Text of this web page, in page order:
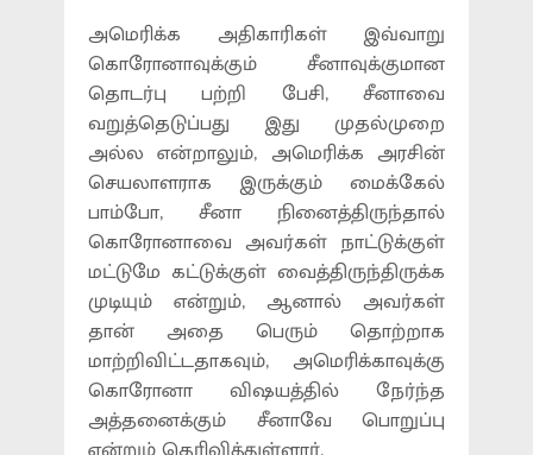
அமெரிக்க அதிகாரிகள் இவ்வாறு
கொரோனாவுக்கும் சீனாவுக்குமான
தொடர்பு பற்றி பேசி, சீனாவை
வறுத்தெடுப்பது இது முதல்முறை
அல்ல என்றாலும், அமெரிக்க அரசின்
செயலாளராக இருக்கும் மைக்கேல்
பாம்போ, சீனா நினைத்திருந்தால்
கொரோனாவை அவர்கள் நாட்டுக்குள்
மட்டுமே கட்டுக்குள் வைத்திருந்திருக்க
முடியும் என்றும், ஆனால் அவர்கள்
தான் அதை பெரும் தொற்றாக
மாற்றிவிட்டதாகவும், அமெரிக்காவுக்கு
கொரோனா விஷயத்தில் நேர்ந்த
அத்தனைக்கும் சீனாவே பொறுப்பு